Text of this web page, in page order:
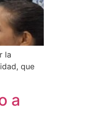
la
que
a